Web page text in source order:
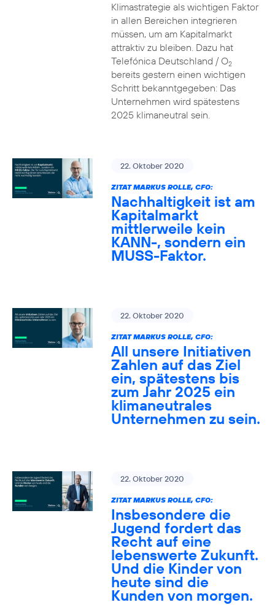
Klimastrategie als wichtigen Faktor
in allen Bereichen integrieren
müssen, um am Kapitalmarkt
attraktiv zu bleiben. Dazu hat
Telefónica Deutschland / O2
bereits gestern einen wichtigen
Schritt bekanntgegeben: Das
Unternehmen wird spätestens
2025 klimaneutral sein.
22. Oktober 2020
ZITAT MARKUS ROLLE, CFO:
Nachhaltigkeit ist am
Kapitalmarkt
mittlerweile kein
KANN-, sondern ein
MUSS-Faktor.
22. Oktober 2020
ZITAT MARKUS ROLLE, CFO:
All unsere Initiativen
Zahlen auf das Ziel
ein, spätestens bis
zum Jahr 2025 ein
klimaneutrales
Unternehmen zu sein.
22. Oktober 2020
ZITAT MARKUS ROLLE, CFO:
Insbesondere die
Jugend fordert das
Recht auf eine
lebenswerte Zukunft.
Und die Kinder von
heute sind die
Kunden von morgen.